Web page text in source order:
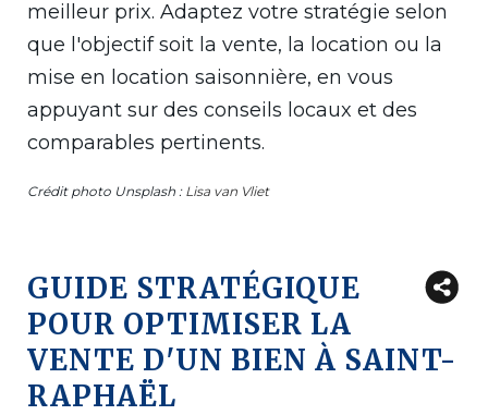
meilleur prix. Adaptez votre stratégie selon
que l'objectif soit la vente, la location ou la
mise en location saisonnière, en vous
appuyant sur des conseils locaux et des
comparables pertinents.
Crédit photo Unsplash : Lisa van Vliet
GUIDE STRATÉGIQUE
POUR OPTIMISER LA
VENTE D'UN BIEN À SAINT-
RAPHAËL